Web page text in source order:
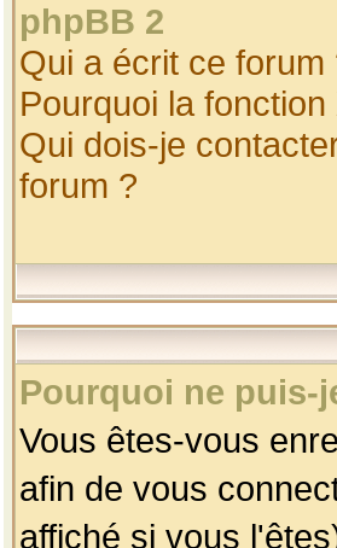
phpBB 2
Qui a écrit ce forum
Pourquoi la
Qui dois-je
forum ?
Pourquoi ne puis-
Vous êtes-vous
afin de vous
affiché si vous